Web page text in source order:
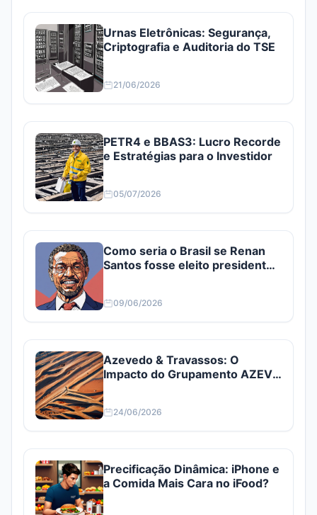
Urnas Eletrônicas: Segurança,
Criptografia e Auditoria do TSE
21/06/2026
PETR4 e BBAS3: Lucro Recorde
e Estratégias para o Investidor
05/07/2026
Como seria o Brasil se Renan
Santos fosse eleito presidente?
09/06/2026
Azevedo & Travassos: O
Impacto do Grupamento AZEV3
24/06/2026
Precificação Dinâmica: iPhone e
a Comida Mais Cara no iFood?